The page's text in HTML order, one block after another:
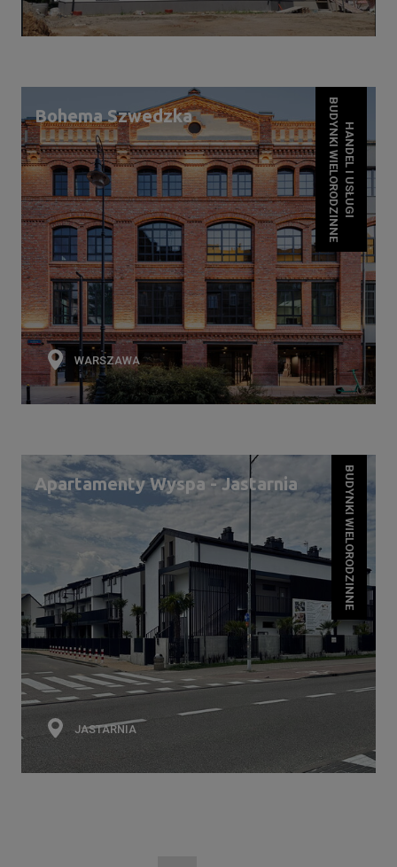
Bohema Szwedzka
WARSZAWA
HANDEL I USŁUGI
BUDYNKI WIELORODZINNE
Apartamenty Wyspa - Jastarnia
JASTARNIA
BUDYNKI WIELORODZINNE